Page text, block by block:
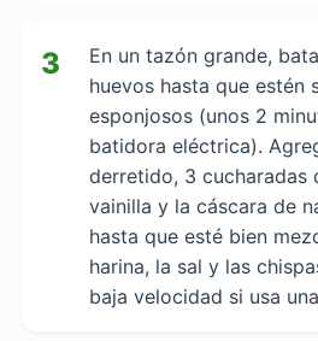
3
En un tazón grande,
huevos hasta que estén
esponjosos (unos 2
batidora eléctrica).
derretido, 3 cucharadas
vainilla y la cáscara de
hasta que esté bien
harina, la sal y las
baja velocidad si usa